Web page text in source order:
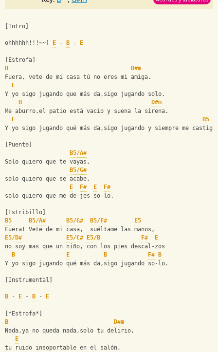
[Intro]
ohhhhhh!!!~~] E - B - E
[Estrofa]
B
D#m
Fuera, vete de mi casa tú no eres mi amiga.
E
Y yo sigo jugando que más da,sigo jugando solo.
B
D#m
Me aburro,el patio está vacío y suena la sirena.
E
B5
Y yo sigo jugando qué más da,sigo jugando y siempre me
[Puente]
B5/A#
Solo quiero que te vayas,
B5/G#
solo quiero que se acabe,
E
F# E
F#
solo quiero que me de-jes so-lo.
[Estribillo]
B5
B5/A# B5/G# B5/F#
E5
Fuera! Vete de mi casa,  suéltame las manos,
E5/D#
E5/C# E5/B F#
E
no soy mas que un niño, con los pies descal-zos
B
E B F#
B
Y yo sigo jugando qué más da,sigo jugando so-lo.
[Instrumental]
B - E - B - E
[*Estrofa*]
B
D#m
Nada,ya no queda nada,solo tu delirio,
E
tu ruido insoportable en el salón,